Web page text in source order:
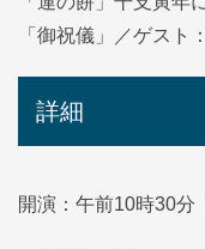
「御祝儀」／ゲスト
詳細
開演：午前10時30分